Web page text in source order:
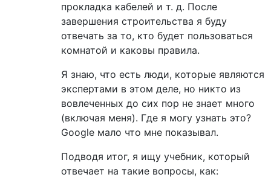
прокладка кабелей и т. д. После
завершения строительства я буду
отвечать за то, кто будет пользоваться
комнатой и каковы правила.
Я знаю, что есть люди, которые являются
экспертами в этом деле, но никто из
вовлеченных до сих пор не знает много
(включая меня). Где я могу узнать это?
Google мало что мне показывал.
Подводя итог, я ищу учебник, который
отвечает на такие вопросы, как: